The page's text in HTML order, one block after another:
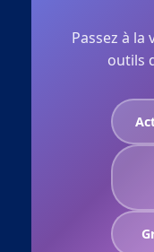
Passez à la
outils